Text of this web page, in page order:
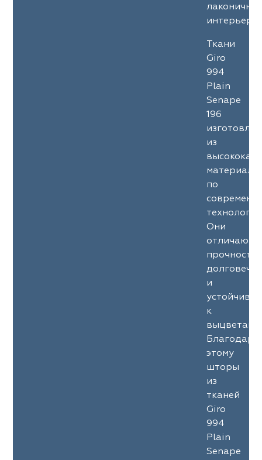
Ткани
Giro
994
Plain
Senape
196
из
по
Они
и
к
Благодаря
этому
шторы
из
тканей
Giro
994
Plain
Senape